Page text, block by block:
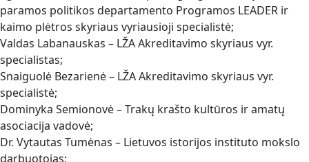
paramos politikos departamento Programos LEADER ir
kaimo plėtros skyriaus vyriausioji specialistė;
Valdas Labanauskas – LŽA Akreditavimo skyriaus vyr.
specialistas;
Snaiguolė Bezarienė – LŽA Akreditavimo skyriaus vyr.
specialistė;
Dominyka Semionovė – Trakų krašto kultūros ir amatų
asociacija vadovė;
Dr. Vytautas Tumėnas – Lietuvos istorijos instituto mokslo
darbuotojas;